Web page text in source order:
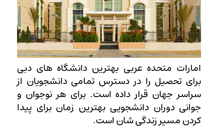
امارات متحده عربی بهترین دانشگاه های دبی
برای تحصیل را در دسترس تمامی دانشجویان از
سراسر جهان قرار داده است. برای هر نوجوان و
جوانی دوران دانشجویی بهترین زمان برای پیدا
کردن مسیر زندگی شان است.